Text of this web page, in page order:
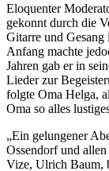
Eloquenter
gekonnt durch die
Gitarre und
Anfang machte
Jahren gab er in
Lieder zur
folgte Oma Helga,
Oma so alles
„Ein gelungener
Ossendorf und
Vize, Ulrich Baum,